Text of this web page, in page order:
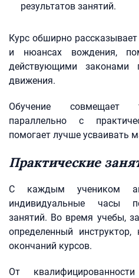
результатов занятий.
Курс обширно
и нюансах вождения,
действующими законами
движения.
Обучение совмещает
параллельно с
помогает лучше усваивать
Практические
С каждым учеником
индивидуальные часы
занятий. Во время учебы,
определенный
окончаний курсов.
От